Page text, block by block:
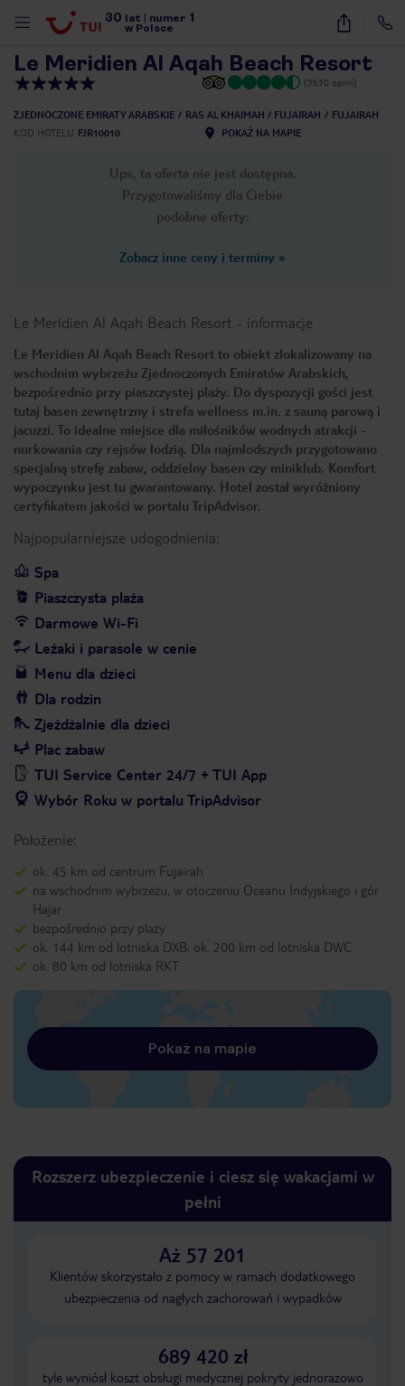
30 lat numer 1
w Polsce
24
Le Meridien Al Aqah Beach Resort
(3630 opinii)
ZJEDNOCZONE EMIRATY ARABSKIE RAS AL KHAIMAH / FUJAIRAH
FUJAIRAH
KOD HOTELU FJR10010 POKAŻ NA MAPIE
Ups, ta oferta nie jest dostępna.
Przygotowaliśmy dla Ciebie
podobne oferty:
Zobacz inne ceny i terminy »
Le Meridien Al Aqah Beach Resort - informacje
Le Meridien Al Aqah Beach Resort to obiekt zlokalizowany na
wschodnim wybrzeżu Zjednoczonych Emiratów Arabskich,
bezpośrednio przy piaszczystej plaży. Do dyspozycji gości jest
tutaj basen zewnętrzny i strefa wellness m.in. z sauną parową i
jacuzzi. To idealne miejsce dla miłośników wodnych atrakcji -
nurkowania czy rejsów łodzią. Dla najmłodszych przygotowano
specjalną strefę zabaw, oddzielny basen czy miniklub. Komfort
wypoczynku jest tu gwarantowany. Hotel został wyróżniony
certyfikatem jakości w portalu TripAdvisor.
Najpopularniejsze udogodnienia:
Spa
Piaszczysta plaża
Darmowe Wi-Fi
Leżaki i parasole w cenie
Menu dla dzieci
Dla rodzin
Zjeżdżalnie dla dzieci
Plac zabaw
TUI Service Center 24/7 + TUI App
Wybór Roku w portalu TripAdvisor
Położenie:
ok. 45 km od centrum Fujairah
na wschodnim wybrzeżu, w otoczeniu Oceanu Indyjskiego i gór
Hajar
bezpośrednio przy plaży
ok. 144 km od lotniska DXB, ok. 200 km od lotniska DWC
ok. 80 km od lotniska RKT
Pokaż na mapie
Rozszerz ubezpieczenie i ciesz się wakacjami w
pełni
Aż 57 201
Klientów skorzystało z pomocy w ramach dodatkowego
ubezpieczenia od nagłych zachorowań i wypadków
689 420 zł
tyle wyniósł koszt obsługi medycznej pokryty jednorazowo